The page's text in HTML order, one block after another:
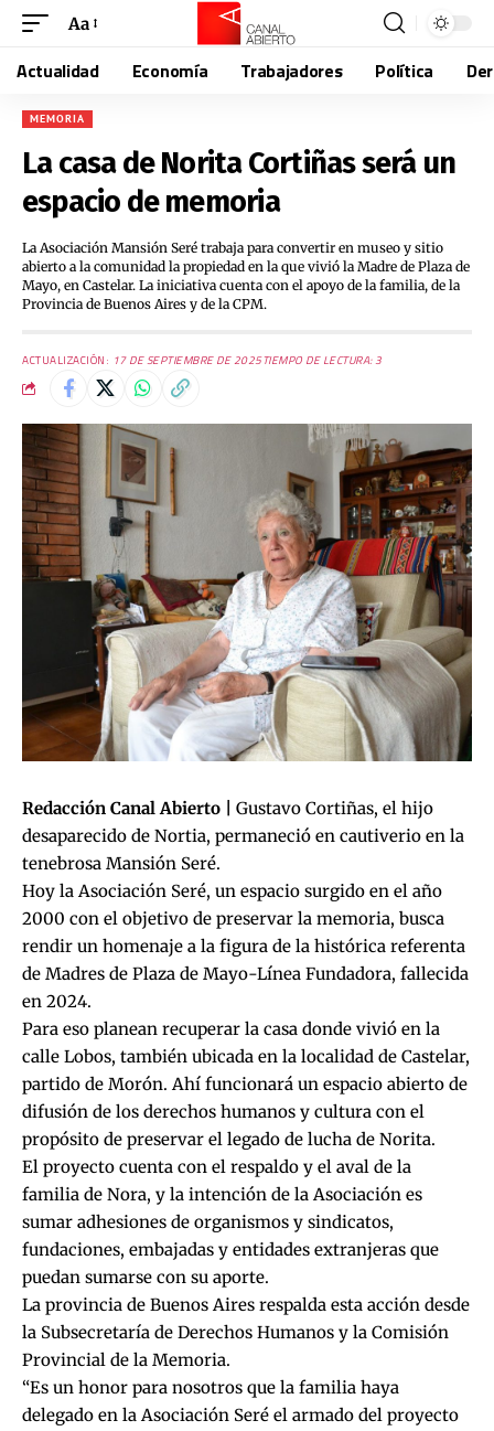
Aa
Actualidad Economía Trabajadores Política
MEMORIA
La casa de Norita Cortiñas será un
espacio de memoria
La Asociación Mansión Seré trabaja para convertir en museo y sitio
abierto a la comunidad la propiedad en la que vivió la Madre de Plaza de
Mayo, en Castelar. La iniciativa cuenta con el apoyo de la familia, de la
Provincia de Buenos Aires y de la CPM.
ACTUALIZACIÓN: 17 DE SEPTIEMBRE DE 2025TIEMPO DE LECTURA: 3
Redacción Canal Abierto |
Gustavo Cortiñas, el hijo
desaparecido de Nortia, permaneció en cautiverio en la
tenebrosa Mansión Seré.
Hoy la Asociación Seré, un espacio surgido en el año
2000 con el objetivo de preservar la memoria, busca
rendir un homenaje a la figura de la histórica referenta
de Madres de Plaza de Mayo-Línea Fundadora, fallecida
en 2024.
Para eso planean recuperar la casa donde vivió en la
calle Lobos, también ubicada en la localidad de Castelar,
partido de Morón. Ahí funcionará un espacio abierto de
difusión de los derechos humanos y cultura con el
propósito de preservar el legado de lucha de Norita.
El proyecto cuenta con el respaldo y el aval de la
familia de Nora, y la intención de la Asociación es
sumar adhesiones de organismos y sindicatos,
fundaciones, embajadas y entidades extranjeras que
puedan sumarse con su aporte.
La provincia de Buenos Aires respalda esta acción desde
la Subsecretaría de Derechos Humanos y la Comisión
Provincial de la Memoria.
“Es un honor para nosotros que la familia haya
delegado en la Asociación Seré el armado del proyecto